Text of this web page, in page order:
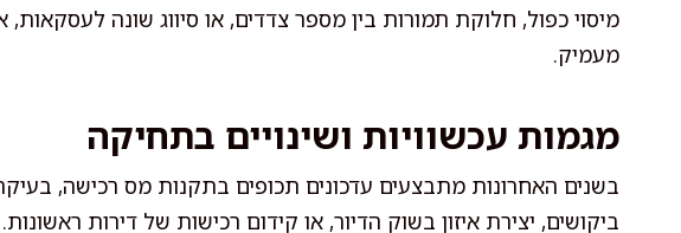
מיסוי כפול, חלוקת תמורות בין מספר צדדים, או סיווג שונה
מעמיק.
מגמות עכשוויות ושינויים בתחיקה
בשנים האחרונות מתבצעים עדכונים תכופים בתקנות מס רכישה,
ביקושים, יצירת איזון בשוק הדיור, או קידום רכישות של דירות